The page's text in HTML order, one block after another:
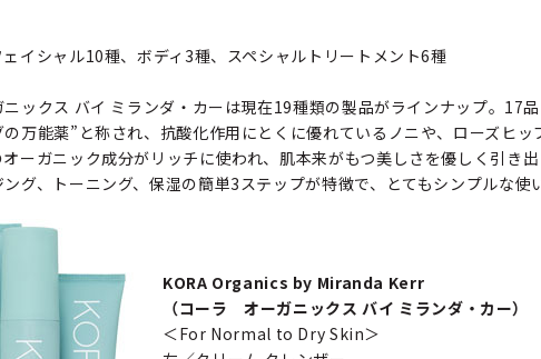
イシャル10種、ボディ3種、スペシャルトリートメント6種
ックス バイ ミランダ・カーは現在19種類の製品がラインナップ。17
の万能薬”と称され、抗酸化作用にとくに優れているノニや、ローズヒ
ーガニック成分がリッチに使われ、肌本来がもつ美しさを優しく引
グ、トーニング、保湿の簡単3ステップが特徴で、とてもシンプルな使
KORA Organics by Miranda Kerr
（コーラ オーガニックス バイ ミランダ・カー）
＜For Normal to Dry Skin＞